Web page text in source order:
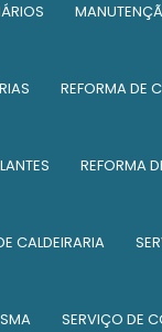
REFORMA DE
REFORMA
CALDEIRARIA
SERVIÇO DE